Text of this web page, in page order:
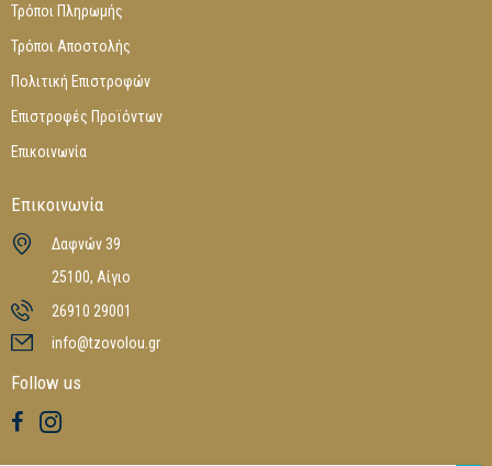
Τρόποι Πληρωμής
Τρόποι Αποστολής
Πολιτική Επιστροφών
Επιστροφές Προϊόντων
Επικοινωνία
Επικοινωνία
Δαφνών 39
25100, Αίγιο
26910 29001
info@tzovolou.gr
Follow us